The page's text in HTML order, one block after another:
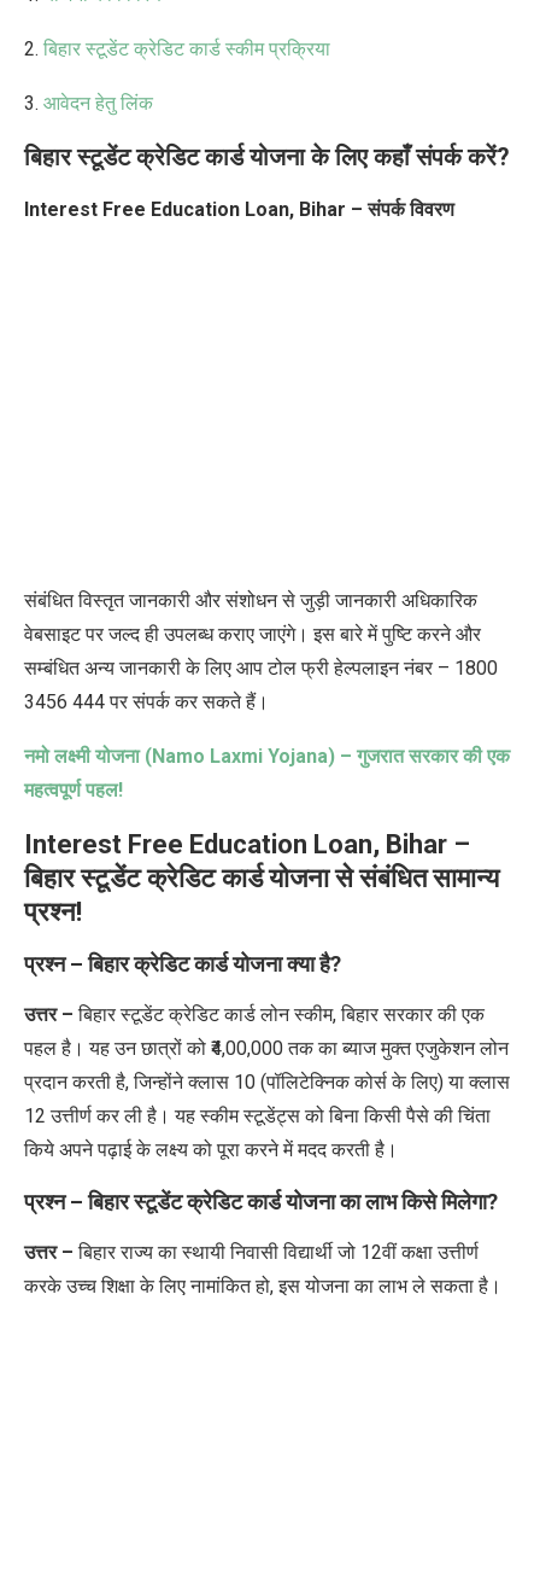
2. बिहार स्टूडेंट क्रेडिट कार्ड स्कीम प्रक्रिया
3. आवेदन हेतु लिंक
बिहार स्टूडेंट क्रेडिट कार्ड योजना के लिए कहाँ संपर्क करें?
Interest Free Education Loan, Bihar – संपर्क विवरण
संबंधित विस्तृत जानकारी और संशोधन से जुड़ी जानकारी अधिकारिक
वेबसाइट पर जल्द ही उपलब्ध कराए जाएंगे। इस बारे में पुष्टि करने और
सम्बंधित अन्य जानकारी के लिए आप टोल फ्री हेल्पलाइन नंबर – 1800
3456 444 पर संपर्क कर सकते हैं।
नमो लक्ष्मी योजना (Namo Laxmi Yojana) – गुजरात सरकार की एक
महत्वपूर्ण पहल!
Interest Free Education Loan, Bihar –
बिहार स्टूडेंट क्रेडिट कार्ड योजना से संबंधित सामान्य
प्रश्न!
प्रश्न – बिहार क्रेडिट कार्ड योजना क्या है?
उत्तर –बिहार स्टूडेंट क्रेडिट कार्ड लोन स्कीम,बिहार सरकार की एक
पहल है। यह उन छात्रों को ₹4,00,000तक का ब्याज मुक्त एजुकेशन लोन
प्रदान करती है,जिन्होंने क्लास 10 (पॉलिटेक्निक कोर्स के लिए) या क्लास
12उत्तीर्ण कर ली है। यह स्कीम स्टूडेंट्स को बिना किसी पैसे की चिंता
किये अपने पढ़ाई के लक्ष्य को पूरा करने में मदद करती है।
प्रश्न – बिहार स्टूडेंट क्रेडिट कार्ड योजना का लाभ किसे मिलेगा?
उत्तर – बिहार राज्य का स्थायी निवासी विद्यार्थी जो 12वीं कक्षा उत्तीर्ण
करके उच्च शिक्षा के लिए नामांकित हो, इस योजना का लाभ ले सकता है।